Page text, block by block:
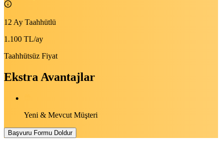
12 Ay Taahhütlü
1.100 TL/ay
Taahhütsüz Fiyat
Ekstra Avantajlar
Yeni & Mevcut Müşteri
Başvuru Formu Doldur